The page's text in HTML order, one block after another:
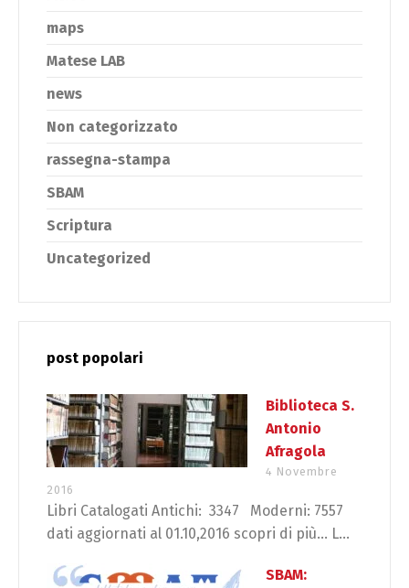
maps
Matese LAB
news
Non categorizzato
rassegna-stampa
SBAM
Scriptura
Uncategorized
post popolari
Biblioteca S.
Antonio
Afragola
4 Novembre
2016
Libri Catalogati Antichi: 3347 Moderni: 7557
dati aggiornati al 01.10,2016 scopri di più… L...
SBAM: